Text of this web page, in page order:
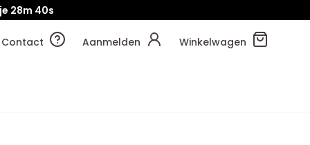
28m 37s
Contact Aanmelden Winkelwagen